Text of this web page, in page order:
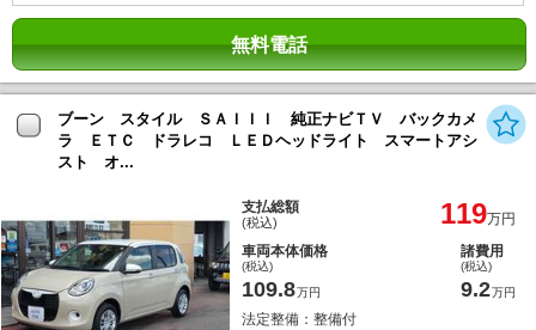
無料電話
ブーン スタイル ＳＡＩＩＩ 純正ナビＴＶ バックカメ
ラ ＥＴＣ ドラレコ ＬＥＤヘッドライト スマートアシ
スト オ...
支払総額
(税込) 119万円
車両本体価格
(税込)
109.8万円
諸費用
(税込)
9.2万円
法定整備：整備付